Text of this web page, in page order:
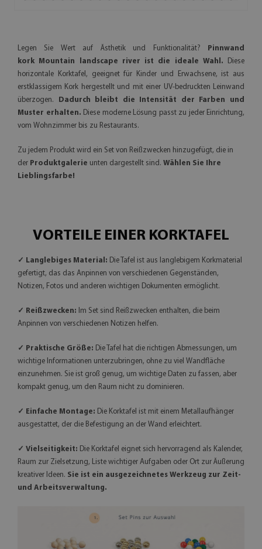
Legen Sie Wert auf Ästhetik und Funktionalität? Pinnwand
kork
Mountain landscape river ist die ideale Wahl. Diese
horizontale Korktafel, geeignet für Kinder und Erwachsene, ist aus
erstklassigem Kork hergestellt und mit einer UV-bedruckten Leinwand
überzogen. Dadurch bleibt die Intensität der Farben und
Muster erhalten. Diese moderne Lösung passt zu jeder Einrichtung,
vom Wohnzimmer bis zu Restaurants.
Zu jedem Produkt wird ein Set von Reißzwecken hinzugefügt, die in
der Produktgalerie unten dargestellt sind. Wählen Sie Ihre
Lieblingsfarbe!
VORTEILE EINER KORKTAFEL
✓ Langlebiges Material: Die Tafel ist aus langlebigem Korkmaterial
gefertigt, das das Anpinnen von verschiedenen Gegenständen,
Notizen, Fotos und anderen wichtigen Dokumenten ermöglicht.
✓ Reißzwecken: Im Set sind Reißzwecken enthalten, die beim
Anpinnen von verschiedenen Notizen helfen.
✓ Praktische Größe: Die Tafel hat die richtigen Abmessungen, um
wichtige Informationen unterzubringen, ohne zu viel Wandfläche
einzunehmen. Sie ist groß genug, um wichtige Daten zu fassen, aber
kompakt genug, um den Raum nicht zu dominieren.
✓ Einfache Montage: Die Korktafel ist mit einem Metallaufhänger
ausgestattet, der die Befestigung an der Wand erleichtert.
✓ Vielseitigkeit: Die Korktafel eignet sich hervorragend als Kalender,
Raum zur Zielsetzung, Liste wichtiger Aufgaben oder Ort zur Äußerung
kreativer Ideen. Sie ist ein ausgezeichnetes Werkzeug zur Zeit-
und Arbeitsverwaltung.